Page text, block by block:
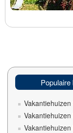
Vakantiehuizen
Vakantiehuizen
Vakantiehuizen